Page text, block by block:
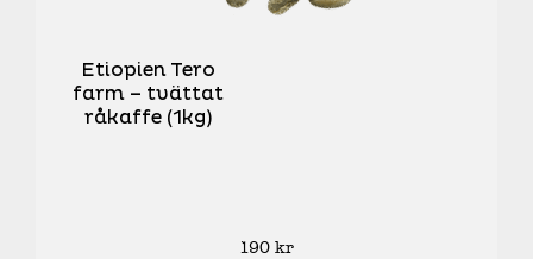
Etiopien Tero
farm – tvättat
råkaffe (1kg)
190 kr